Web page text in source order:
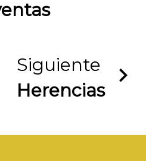
Siguiente
Herencias